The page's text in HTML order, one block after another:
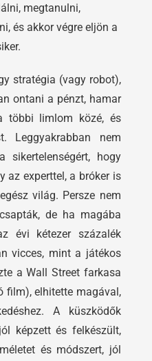
megtanulni,
és akkor végre eljön a
stratégia (vagy robot),
ontani a pénzt, hamar
többi limlom közé, és
Leggyakrabban nem
hogy
az experttel, a bróker is
világ. Persze nem
de ha magába
évi kétezer százalék
vicces, mint a játékos
a Wall Street farkasa
film), elhitette magával,
A küszködők
képzett és felkészült,
és módszert, jól